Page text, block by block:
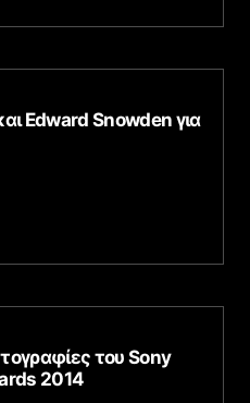
Edward Snowden για
του Sony
2014